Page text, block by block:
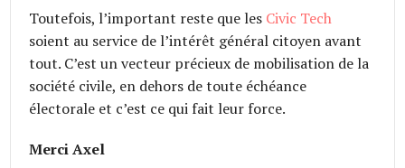
Toutefois, l’important reste que les Civic Tech
soient au service de l’intérêt général citoyen avant
tout. C’est un vecteur précieux de mobilisation de la
société civile, en dehors de toute échéance
électorale et c’est ce qui fait leur force.
Merci Axel